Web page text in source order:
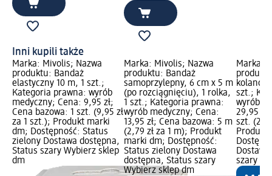
Inni kupili także
Marka: Mivolis; Nazwa
produktu: Bandaż
elastyczny 10 m, 1 szt.;
Kategoria prawna: wyrób
medyczny; Cena: 9,95 zł;
Cena bazowa: 1 szt. (9,95 zł
za 1 szt.); Produkt marki
dm; Dostępność: Status
zielony Dostawa dostępna,
Status szary Wybierz sklep
dm
Marka: Mivolis; Nazwa
produktu: Bandaż
samoprzylepny, 6 cm x 5 m
(po rozciągnięciu), 1 rolka,
1 szt.; Kategoria prawna:
wyrób medyczny; Cena:
13,95 zł; Cena bazowa: 5 m
(2,79 zł za 1 m); Produkt
marki dm; Dostępność:
Status zielony Dostawa
dostępna, Status szary
Wybierz sklep dm
Marka:
szt.;
wyrób
29,95
szt.
Produkt
szary